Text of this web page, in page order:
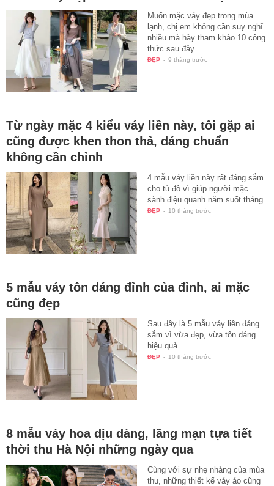
Muốn mặc váy đẹp trong mùa
lạnh, chị em không cần suy nghĩ
nhiều mà hãy tham khảo 10 công
thức sau đây.
ĐẸP - 9 tháng trước
Từ ngày mặc 4 kiểu váy liền này, tôi gặp ai
cũng được khen thon thả, dáng chuẩn
không cần chỉnh
4 mẫu váy liền này rất đáng sắm
cho tủ đồ vì giúp người mặc
sành điệu quanh năm suốt tháng.
ĐẸP - 10 tháng trước
5 mẫu váy tôn dáng đỉnh của đỉnh, ai mặc
cũng đẹp
Sau đây là 5 mẫu váy liền đáng
sắm vì vừa đẹp, vừa tôn dáng
hiệu quả.
ĐẸP - 10 tháng trước
8 mẫu váy hoa dịu dàng, lãng mạn tựa tiết
thời thu Hà Nội những ngày qua
Cùng với sự nhẹ nhàng của mùa
thu, những thiết kế váy áo cũng